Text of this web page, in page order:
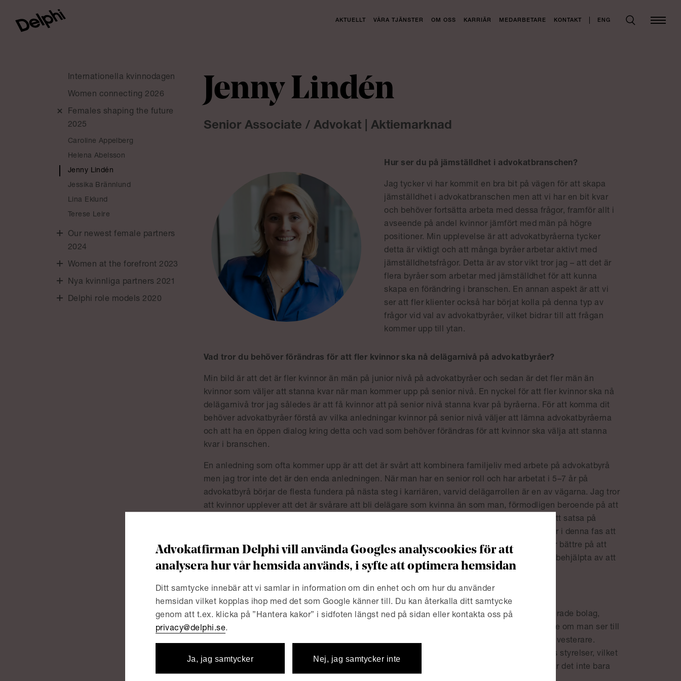
AKTUELLT VÅRA TJÄNSTER OM OSS KARRIÄR MEDARBETARE KONTAKT ENG
Internationella kvinnodagen
Women connecting 2026
Females shaping the future
2025
Caroline Appelberg
Helena Abelsson
Jenny Lindén
Jessika Brännlund
Lina Eklund
Terese Leire
Our newest female partners
2024
Women at the forefront 2023
Nya kvinnliga partners 2021
Delphi role models 2020
Jenny Lindén
Senior Associate / Advokat | Aktiemarknad
Hur ser du på jämställdhet i advokatbranschen?
Jag tycker vi har kommit en bra bit på vägen för att skapa
jämställdhet i advokatbranschen men att vi har en bit kvar
och behöver fortsätta arbeta med dessa frågor, framför allt i
avseende på andel kvinnor jämfört med män på högre
positioner. Min upplevelse är att advokatbyråerna tycker
detta är viktigt och att många byråer arbetar aktivt med
jämställdhetsfrågor. Detta är av stor vikt tror jag – att det är
flera byråer som arbetar med jämställdhet för att kunna
skapa en förändring i branschen. En annan aspekt är att vi
ser att fler klienter också har börjat kolla på denna typ av
frågor vid val av advokatbyråer, vilket bidrar till att frågan
kommer upp till ytan.
Vad tror du behöver förändras för att fler kvinnor ska nå delägarnivå på advokatbyråer?
Min bild är att det är fler kvinnor än män på junior nivå på advokatbyråer och sedan är det fler män än
kvinnor som väljer att stanna kvar när man kommer upp på senior nivå. En nyckel för att fler kvinnor ska nå
delägarnivå tror jag således är att få kvinnor att på senior nivå stanna kvar på byråerna. För att komma dit
behöver advokatbyråer förstå av vilka anledningar kvinnor på senior nivå väljer att lämna advokatbyråerna
och att ha en öppen dialog kring detta och vad som behöver förändras för att kvinnor ska välja att stanna
kvar i branschen.
En anledning som ofta kommer upp är att det är svårt att kombinera familjeliv med arbete på advokatbyrå
men jag tror inte det är den enda anledningen. När man har en senior roll och har arbetat i 5–7 år på
advokatbyrå börjar de flesta fundera på nästa steg i karriären, varvid delägarrollen är en av vägarna. Jag tror
att kvinnor upplever att det är svårare att bli delägare som kvinna än som man, förmodligen beroende på att
det är fler män än kvinnor som är delägare, och som en effekt av detta väljer färre kvinnor att satsa på
delägarspåret. För att undvika detta blir det viktigt att tidigt ha en dialog med kvinnor som är i denna fas att
besluta om nästa steg i karriären om möjligheterna kring delägarskap. Min syn är att män är bättre på att
själva ta upp denna dialog än vad kvinnor är och här tror jag således att kvinnor skulle vara behjälpta av att
denna dialog initieras, i rätt tid, av arbetsgivaren.
Finns det några jämställdhetsfrågor som är aktuella inom just ditt affärsområde?
Jag skulle säga att aktiemarknadsrätt och det som jag ser i del av mitt arbete med börsnoterade bolag,
exempelvis börsnoteringar och kapitalanskaffningar, så är det ett mansdominerande område om man ser till
helheten, det vill säga exempelvis i relation till legala rådgivare, finansiella rådgivare och investerare.
Vidare för att ta ett annat exempel är det fler manliga än kvinnliga ledamöter i börsbolagens styrelser, vilket
är en fråga som varit aktuell under de senaste åren. Jag tror således att inom mitt område är det inte bara
Advokatfirman Delphi vill använda Googles analyscookies för att
analysera hur vår hemsida används, i syfte att optimera hemsidan
Ditt samtycke innebär att vi samlar in information om din enhet och om hur du använder
hemsidan vilket kopplas ihop med det som Google känner till. Du kan återkalla ditt samtycke
genom att t.ex. klicka på ”Hantera kakor” i sidfoten längst ned på sidan eller kontakta oss på
privacy@delphi.se.
Ja, jag samtycker Nej, jag samtycker inte